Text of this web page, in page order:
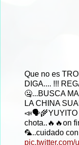
Que no es
DIGA.... !!!
🤐...BUSCA
LA CHINA
📣🗣️🌾YUYITO
chota..🔥🔥on
🦜..cuidado
pic.twitter.com/